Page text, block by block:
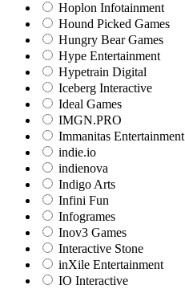
Hoplon Infotainment
Hound Picked Games
Hungry Bear Games
Hype Entertainment
Hypetrain Digital
Iceberg Interactive
Ideal Games
IMGN.PRO
Immanitas Entertainment
indie.io
indienova
Indigo Arts
Infini Fun
Infogrames
Inov3 Games
Interactive Stone
inXile Entertainment
IO Interactive